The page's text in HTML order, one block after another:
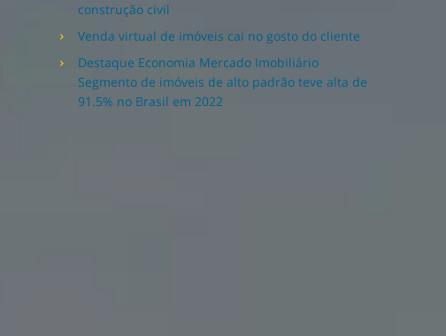
construção civil
Venda virtual de imóveis cai no gosto do cliente
Destaque Economia Mercado Imobiliário
Segmento de imóveis de alto padrão teve alta de
91.5% no Brasil em 2022